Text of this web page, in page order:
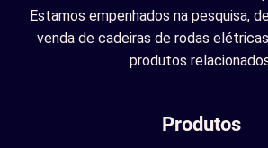
Estamos empenhados na pesquisa,
venda de cadeiras de rodas
produtos
Produtos